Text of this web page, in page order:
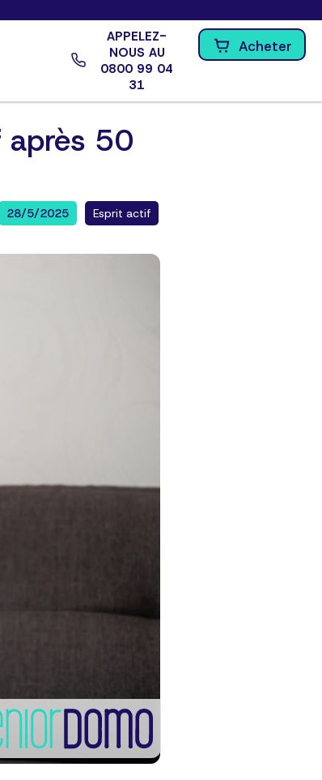
APPELEZ-
NOUS AU
0800 99 04
31
Acheter
après 50
28/5/2025 Esprit actif